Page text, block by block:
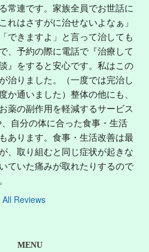
常連です。家族全員でお世話に
れはさすがに治せないよなぁ」
できますよ」と言って治しても
、予約の際に電話で『治療して
』をすると安心です。私はこの
治りました。（一度では完治し
か通いました）整体の他にも、
薬の副作用を軽減するサービス
自分の体に合った食事・生活
あります。食事・生活改善は最
、取り組むと同じ症状が起きな
ていた痛みが取れたりするので
Reviews
MENU